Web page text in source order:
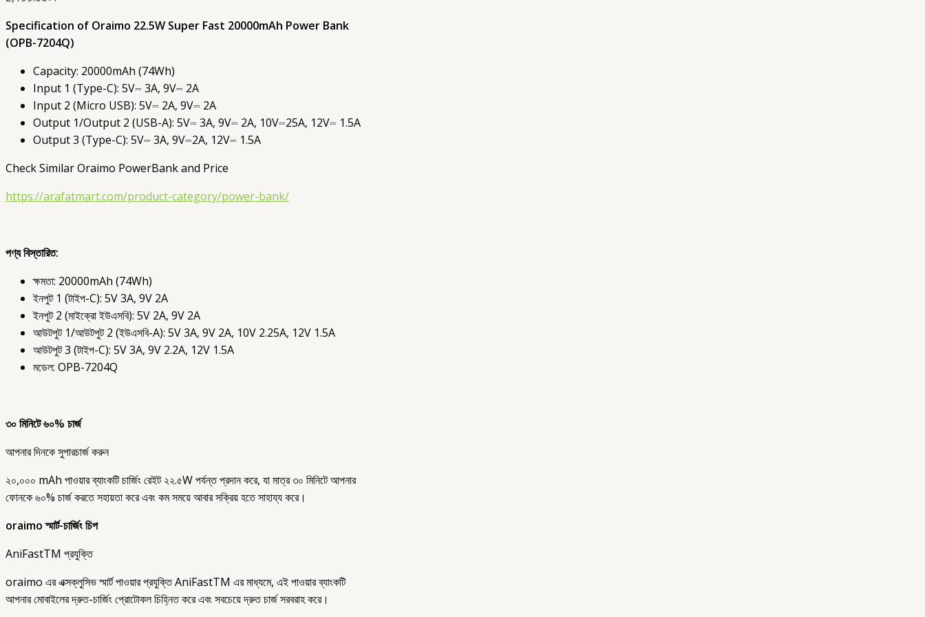
Specification of Oraimo 22.5W Super Fast 20000mAh Power Bank
(OPB-7204Q)
Capacity: 20000mAh (74Wh)
Input 1 (Type-C): 5V⎓ 3A, 9V⎓ 2A
Input 2 (Micro USB): 5V⎓ 2A, 9V⎓ 2A
Output 1/Output 2 (USB-A): 5V⎓ 3A, 9V⎓ 2A, 10V⎓25A, 12V⎓ 1.5A
Output 3 (Type-C): 5V⎓ 3A, 9V⎓2A, 12V⎓ 1.5A
Check Similar Oraimo PowerBank and Price
https://arafatmart.com/product-category/power-bank/
পণ্য বিস্তারিত:
ক্ষমতা: 20000mAh (74Wh)
ইনপুট 1 (টাইপ-C): 5V 3A, 9V 2A
ইনপুট 2 (মাইক্রো ইউএসবি): 5V 2A, 9V 2A
আউটপুট 1/আউটপুট 2 (ইউএসবি-A): 5V 3A, 9V 2A, 10V 2.25A, 12V 1.5A
আউটপুট 3 (টাইপ-C): 5V 3A, 9V 2.2A, 12V 1.5A
মডেল: OPB-7204Q
৩০ মিনিটে ৬০% চার্জ
আপনার দিনকে সুপারচার্জ করুন
২০,০০০ mAh পাওয়ার ব্যাংকটি চার্জিং রেইট ২২.৫W পর্যন্ত প্রদান করে, যা মাত্র ৩০ মিনিটে আপনার
ফোনকে ৬০% চার্জ করতে সহায়তা করে এবং কম সময়ে আবার সক্রিয় হতে সাহায্য করে।
oraimo স্মার্ট-চার্জিং চিপ
AniFastTM প্রযুক্তি
oraimo এর এক্সক্লুসিভ স্মার্ট পাওয়ার প্রযুক্তি AniFastTM এর মাধ্যমে, এই পাওয়ার ব্যাংকটি
আপনার মোবাইলের দ্রুত-চার্জিং প্রোটোকল চিহ্নিত করে এবং সবচেয়ে দ্রুত চার্জ সরবরাহ করে।